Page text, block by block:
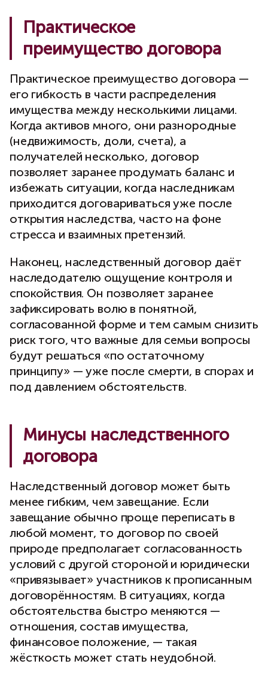
Практическое
преимущество договора
Практическое преимущество договора —
его гибкость в части распределения
имущества между несколькими лицами.
Когда активов много, они разнородные
(недвижимость, доли, счета), а
получателей несколько, договор
позволяет заранее продумать баланс и
избежать ситуации, когда наследникам
приходится договариваться уже после
открытия наследства, часто на фоне
стресса и взаимных претензий.
Наконец, наследственный договор даёт
наследодателю ощущение контроля и
спокойствия. Он позволяет заранее
зафиксировать волю в понятной,
согласованной форме и тем самым снизить
риск того, что важные для семьи вопросы
будут решаться «по остаточному
принципу» — уже после смерти, в спорах и
под давлением обстоятельств.
Минусы наследственного
договора
Наследственный договор может быть
менее гибким, чем завещание. Если
завещание обычно проще переписать в
любой момент, то договор по своей
природе предполагает согласованность
условий с другой стороной и юридически
«привязывает» участников к прописанным
договорённостям. В ситуациях, когда
обстоятельства быстро меняются —
отношения, состав имущества,
финансовое положение, — такая
жёсткость может стать неудобной.